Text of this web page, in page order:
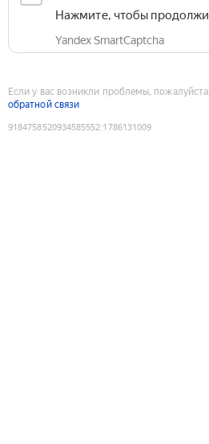
Нажмите, чтобы
Yandex SmartCaptcha
Если у вас возникли проблемы,
обратной связи
9184758520934585552:1786131009